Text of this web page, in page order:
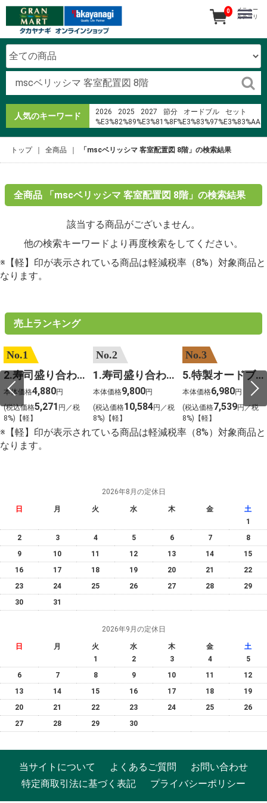
人気のキーワード 2026 2025 2027 節分 オードブル
セット
%E3%82%89%E3%81%8F%E3%83%97%E3%83%AA
%E7%AE%B1%E6%A0%B9
%E3%82%A4%E3%83%A4%E3%83%9B%E3%83%B3
40i
0
メニュー
カテゴリ
トップ 全商品 「mscベリッシマ 客室配置図 8階」の検索結果
全商品 「mscベリッシマ 客室配置図 8階」の検索結果
該当する商品がございません。
他の検索キーワードより再度検索をしてください。
※【軽】印が表示されている商品は軽減税率（8%）対象商品と
なります。
売上ランキング
No.1
2.寿司盛り合わせ 鳳凰～ほうおう～
本体価格4,880円
(税込価格5,271 円／税
8%)【軽】
No.2
1.寿司盛り合わせ 饗宴～きょうえん～
本体価格9,800円
(税込価格10,584円／税
8%)【軽】
No.3
5.特製オードブル
本体価格6,980円
(税込価格7,539円／税
8%)【軽】
※【軽】印が表示されている商品は軽減税率（8%）対象商品と
なります。
2026年8月の定休日
日 月 火 水 木 金
土
1
2
3 4 5 6 7
8
9
10 11 12 13 14
15
16
17 18 19 20 21
22
23
24 25 26 27 28
29
30
31
2026年9月の定休日
日 月 火 水 木 金
土
1
2 3 4
5
6
7 8 9 10 11
12
13
14 15 16 17 18
19
20
21 22 23 24 25
26
27
28 29 30
当サイトについて よくあるご質問
お問い合わせ
特定商取引法に基づく表記
プライバシーポリシー